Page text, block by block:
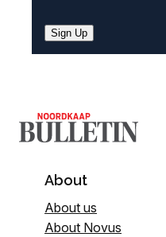
Sign Up
About
About us
About Novus